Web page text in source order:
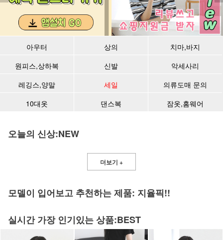
아우터 상의
치마,바지
원피스,상하복
신발
악세사리
레깅스,양말
세일
의류도매 문의
10대옷
댄스복 잠옷,홈웨어
오늘의 신상:NEW
더보기 +
모델이 입어보고 추천하는 제품: 지율픽!!
실시간 가장 인기있는 상품:BEST